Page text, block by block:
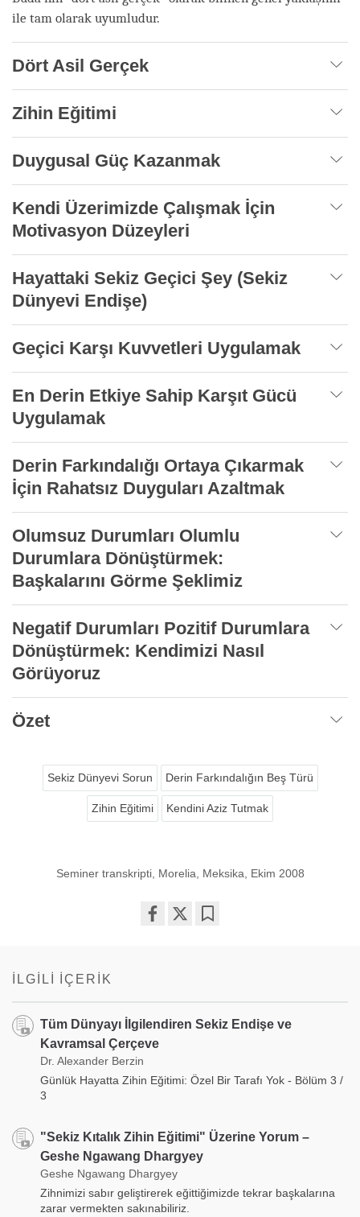
ile tam olarak uyumludur.
Dört Asil Gerçek
Zihin Eğitimi
Duygusal Güç Kazanmak
Kendi Üzerimizde Çalışmak İçin
Motivasyon Düzeyleri
Hayattaki Sekiz Geçici Şey (Sekiz
Dünyevi Endişe)
Geçici Karşı Kuvvetleri Uygulamak
En Derin Etkiye Sahip Karşıt Gücü
Uygulamak
Derin Farkındalığı Ortaya Çıkarmak
İçin Rahatsız Duyguları Azaltmak
Olumsuz Durumları Olumlu
Durumlara Dönüştürmek:
Başkalarını Görme Şeklimiz
Negatif Durumları Pozitif Durumlara
Dönüştürmek: Kendimizi Nasıl
Görüyoruz
Özet
Sekiz Dünyevi Sorun Derin Farkındalığın Beş Türü
Zihin Eğitimi Kendini Aziz Tutmak
Seminer transkripti, Morelia, Meksika, Ekim 2008
İLGILI İÇERIK
Tüm Dünyayı İlgilendiren Sekiz Endişe ve
Kavramsal Çerçeve
Dr. Alexander Berzin
Günlük Hayatta Zihin Eğitimi: Özel Bir Tarafı Yok - Bölüm 3 /
3
"Sekiz Kıtalık Zihin Eğitimi" Üzerine Yorum –
Geshe Ngawang Dhargyey
Geshe Ngawang Dhargyey
Zihnimizi sabır geliştirerek eğittiğimizde tekrar başkalarına
zarar vermekten sakınabiliriz.